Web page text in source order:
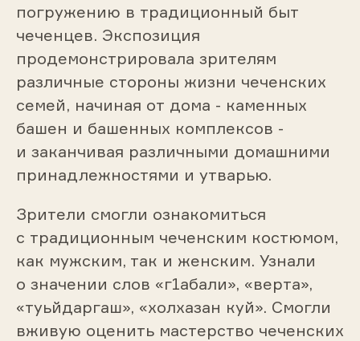
погружению в традиционный быт
чеченцев. Экспозиция
продемонстрировала зрителям
различные стороны жизни чеченских
семей, начиная от дома - каменных
башен и башенных комплексов -
и заканчивая различными домашними
принадлежностями и утварью.
Зрители смогли ознакомиться
с традиционным чеченским костюмом,
как мужским, так и женским. Узнали
о значении слов «г1абали», «верта»,
«туьйдаргаш», «холхазан куй». Смогли
вживую оценить мастерство чеченских